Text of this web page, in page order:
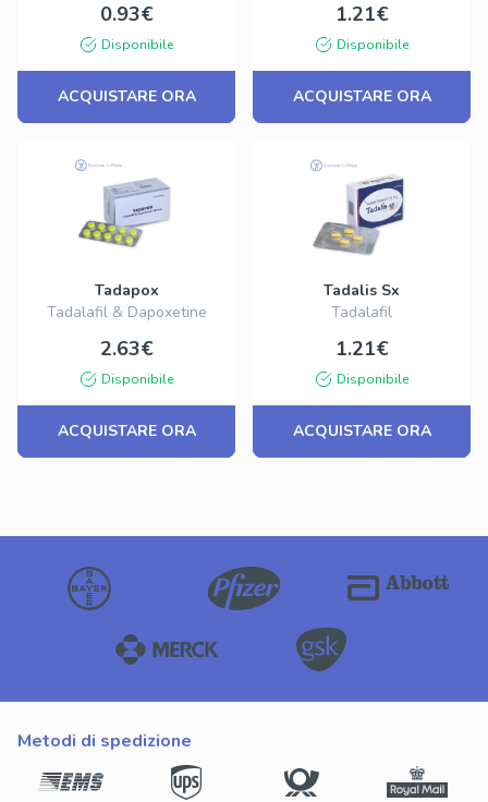
0.93€
Disponibile
ACQUISTARE ORA
1.21€
Disponibile
ACQUISTARE ORA
Tadapox
Tadalafil & Dapoxetine
2.63€
Disponibile
ACQUISTARE ORA
Tadalis Sx
Tadalafil
1.21€
Disponibile
ACQUISTARE ORA
metodi di spedizione